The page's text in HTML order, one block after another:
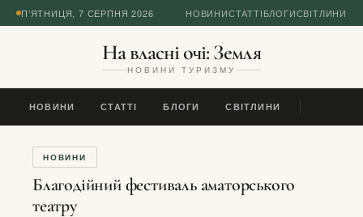
П’ЯТНИЦЯ, 7 СЕРПНЯ 2026 НОВИНИСТАТТІБЛОГИСВІТЛИНИ
На власні очі: Земля
НОВИНИ ТУРИЗМУ
НОВИНИ СТАТТІ БЛОГИ СВІТЛИНИ
НОВИНИ
Благодійний фестиваль аматорського
театру